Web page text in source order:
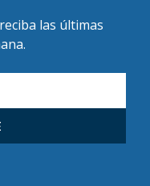
las últimas